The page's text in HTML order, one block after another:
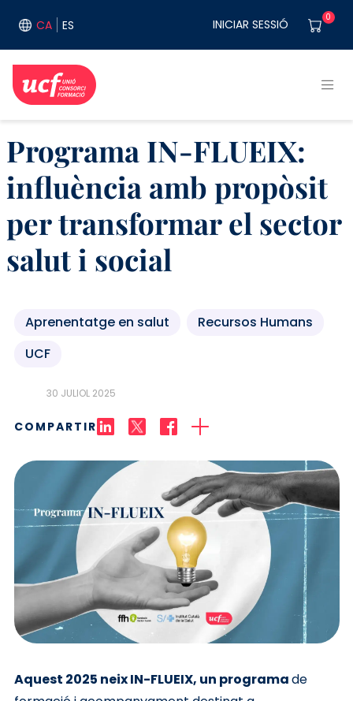
CA ES User
INICIAR SESSIÓ 0
Programa IN-FLUEIX:
influència amb propòsit
per transformar el sector
salut i social
Aprenentatge en salut
Recursos Humans
UCF
30 JULIOL 2025
COMPARTIR
Aquest 2025 neix IN-FLUEIX, un programade